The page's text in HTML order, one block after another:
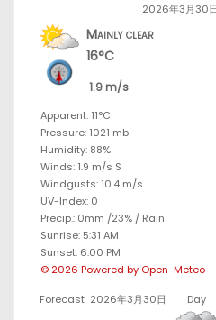
2026年3月30
Mainly clear
16°C
1.9 m/s
Apparent: 11°C
Pressure: 1021 mb
Humidity: 88%
Winds: 1.9 m/s S
Windgusts: 10.4 m/s
UV-Index: 0
Precip.: 0mm /23% / Rain
Sunrise: 5:31 AM
Sunset: 6:00 PM
© 2026 Powered by Open-Meteo
Forecast 2026年3月30日 Day